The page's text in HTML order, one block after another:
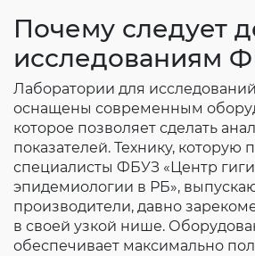
Почему следует
исследованиям
Лаборатории для
оснащены современным
которое позволяет сделать
показателей. Технику, которую
специалисты ФБУЗ «Центр
эпидемиологии в РБ»,
производители, давно
в своей узкой нише.
обеспечивает максимально